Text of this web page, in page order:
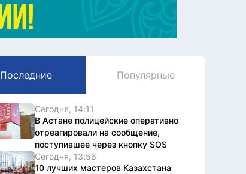
Политика
Экономика
Культура
Служба Комплаенс
Служу стране
Последние Популярные
Сегодня, 14:11
В Астане полицейские оперативно
отреагировали на сообщение,
поступившее через кнопку SOS
Сегодня, 13:56
10 лучших мастеров Казахстана